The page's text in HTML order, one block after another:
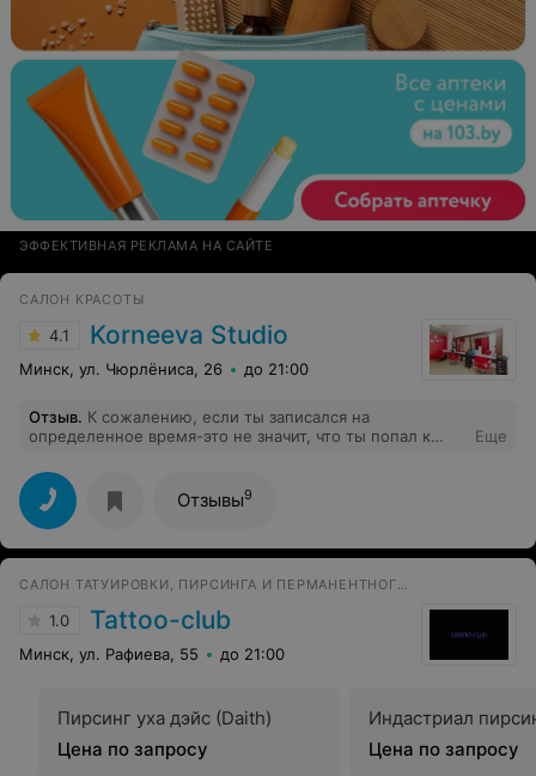
ЭФФЕКТИВНАЯ РЕКЛАМА НА САЙТЕ
САЛОН КРАСОТЫ
4.1 Korneeva Studio
Минск, ул. Чюрлёниса, 26 до 21:00
Отзыв. К сожалению, если ты записался на
определенное время-это не значит, что ты попал к
клиенту. Причем, предлагают подождать час. И даже в
голову не приходит извиниться перед клиентом за
доставленное неудобство.
Еще
Отзывы9
САЛОН ТАТУИРОВКИ, ПИРСИНГА И ПЕРМАНЕНТНОГО МАКИЯЖА
1.0 Tattoo-club
Минск, ул. Рафиева, 55 до 21:00
Пирсинг уха дэйс (Daith)
Цена по запросу
Индастриал
Цена по запросу